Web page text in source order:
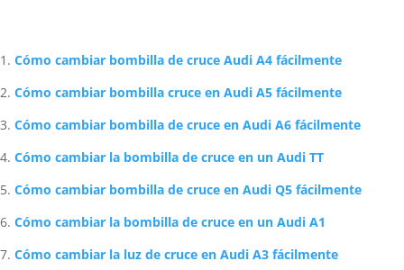
Cómo cambiar bombilla de cruce Audi A4 fácilmente
Cómo cambiar bombilla cruce en Audi A5 fácilmente
Cómo cambiar bombilla de cruce en Audi A6 fácilmente
Cómo cambiar la bombilla de cruce en un Audi TT
Cómo cambiar bombilla de cruce en Audi Q5 fácilmente
Cómo cambiar la bombilla de cruce en un Audi A1
Cómo cambiar la luz de cruce en Audi A3 fácilmente